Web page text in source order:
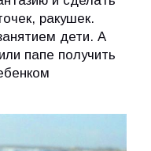
ракушек.
дети. А
папе получить